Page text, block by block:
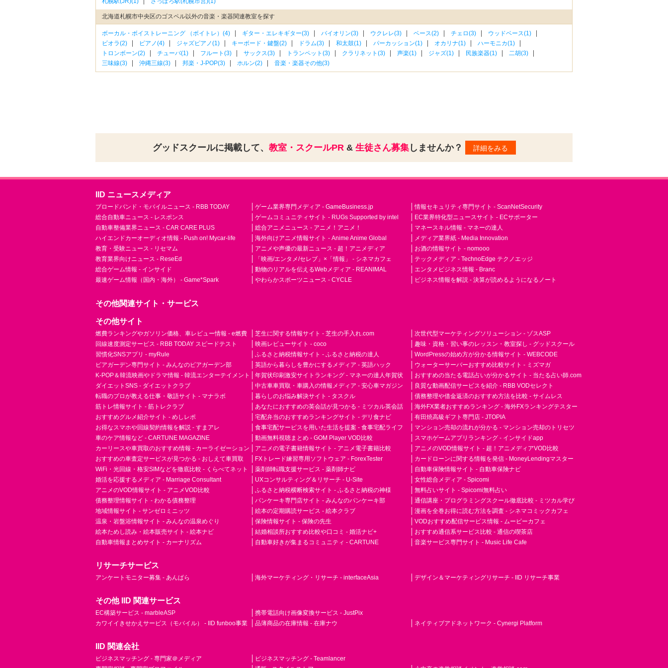
北海道札幌市中央区のゴスペル以外の音楽・楽器関連教室を探す
ボーカル・ボイストレーニング （ボイトレ）(4) ギター・エレキギター(3) バイオリン(3) ウクレレ(3) ベース(2) チェロ(3)
ウッドベース(1)
ビオラ(2)
ピアノ(4) ジャズピアノ(1) キーボード・鍵盤(2) ドラム(3) 和太鼓(1) パーカッション(1) オカリナ(1)
ハーモニカ(1)
トロンボーン(2)
チューバ(1) フルート(3) サックス(3) トランペット(3) クラリネット(3) 声楽(1) ジャズ(1) 民族楽器(1)
二胡(3)
三味線(3)
沖縄三線(3) 邦楽・J-POP(3) ホルン(2) 音楽・楽器その他(3)
グッドスクールに掲載して、 教室・スクールPR& 生徒さん募集しませんか？ 詳細をみる
IID ニュースメディア
ブロードバンド・モバイルニュース - RBB TODAY
総合自動車ニュース - レスポンス
自動車整備業界ニュース - CAR CARE PLUS
ハイエンドカーオーディオ情報 - Push on! Mycar-life
教育・受験ニュース - リセマム
教育業界向けニュース - ReseEd
総合ゲーム情報 - インサイド
最速ゲーム情報（国内・海外） - Game*Spark
ゲーム業界専門メディア - GameBusiness.jp
ゲームコミュニティサイト - RUGs Supported by intel
総合アニメニュース - アニメ！アニメ！
海外向けアニメ情報サイト - Anime Anime Global
アニメや声優の最新ニュース - 超！アニメディア
「映画/エンタメ/セレブ」×「情報」 - シネマカフェ
動物のリアルを伝えるWebメディア - REANIMAL
やわらかスポーツニュース - CYCLE
情報セキュリティ専門サイト - ScanNetSecurity
EC業界特化型ニュースサイト - ECサポーター
マネースキル情報 - マネーの達人
メディア業界紙 - Media Innovation
お酒の情報サイト - nomooo
テックメディア - TechnoEdge テクノエッジ
エンタメビジネス情報 - Branc
ビジネス情報を解説 - 決算が読めるようになるノート
その他関連サイト・サービス
その他サイト
燃費ランキングやガソリン価格、車レビュー情報 - e燃費
回線速度測定サービス - RBB TODAY スピードテスト
習慣化SNSアプリ - myRule
ビアガーデン専門サイト - みんなのビアガーデン部
K-POP＆韓流映画やドラマ情報 - 韓流エンターテイメント
ダイエットSNS - ダイエットクラブ
転職のプロが教える仕事・敬語サイト - マナラボ
筋トレ情報サイト - 筋トレクラブ
おすすめグルメ紹介サイト - めしレポ
お得なスマホや回線契約情報を解説 - すまアレ
車のケア情報など - CARTUNE MAGAZINE
カーリースや車買取のおすすめ情報 - カーライゼーション
おすすめの車査定サービスが見つかる - おしえて車買取
WiFi・光回線・格安SIMなどを徹底比較 - くらべてネット
婚活を応援するメディア - Marriage Consultant
アニメのVOD情報サイト - アニメVOD比較
債務整理情報サイト - わかる債務整理
地域情報サイト - サンゼロミニッツ
温泉・岩盤浴情報サイト - みんなの温泉めぐり
絵本ためし読み・絵本販売サイト - 絵本ナビ
自動車情報まとめサイト - カーナリズム
芝生に関する情報サイト - 芝生の手入れ.com
映画レビューサイト - coco
ふるさと納税情報サイト - ふるさと納税の達人
英語から暮らしを豊かにするメディア - 英語ハック
年賀状印刷激安サイトランキング - マネーの達人年賀状
中古車車買取・車購入の情報メディア - 安心車マガジン
暮らしのお悩み解決サイト - タスクル
あなたにおすすめの英会話が見つかる - ミツカル英会話
宅配弁当のおすすめランキングサイト - デリ食ナビ
食事宅配サービスを用いた生活を提案 - 食事宅配ライフ
動画無料視聴まとめ - GOM Player VOD比較
アニメの電子書籍情報サイト - アニメ電子書籍比較
FXトレード練習専用ソフトウェア - ForexTester
薬剤師転職支援サービス - 薬剤師ナビ
UXコンサルティング＆リサーチ - U-Site
ふるさと納税横断検索サイト - ふるさと納税の神様
パンケーキ専門店サイト - みんなのパンケーキ部
絵本の定期購読サービス - 絵本クラブ
保険情報サイト - 保険の先生
結婚相談所おすすめ比較や口コミ - 婚活ナビ+
自動車好きが集まるコミュニティ - CARTUNE
次世代型マーケティングソリューション - ゾスASP
趣味・資格・習い事のレッスン・教室探し - グッドスクール
WordPressの始め方が分かる情報サイト - WEBCODE
ウォーターサーバーおすすめ比較サイト - ミズマガ
おすすめの当たる電話占いが分かるサイト - 当たる占い師.com
良質な動画配信サービスを紹介 - RBB VODセレクト
債務整理や借金返済のおすすめ方法を比較 - サイムレス
海外FX業者おすすめランキング - 海外FXランキングテスター
有田焼高級ギフト専門店 - JTOPIA
マンション売却の流れが分かる - マンション売却のトリセツ
スマホゲームアプリランキング - インサイドapp
アニメのVOD情報サイト - 超！アニメディアVOD比較
カードローンに関する情報を発信 - MoneyLendingマスター
自動車保険情報サイト - 自動車保険ナビ
女性総合メディア - Spicomi
無料占いサイト - Spicomi無料占い
通信講座・プログラミングスクール徹底比較 - ミツカル学び
漫画を全巻お得に読む方法を調査 - シネマコミックカフェ
VODおすすめ配信サービス情報 - ムービーカフェ
おすすめ通信系サービス比較 - 通信の喫茶店
音楽サービス専門サイト - Music Life Cafe
リサーチサービス
アンケートモニター募集 - あんぱら 海外マーケティング・リサーチ - interfaceAsia デザイン＆マーケティングリサーチ - IID リサーチ事業
その他 IID 関連サービス
EC構築サービス - marbleASP
カワイイきせかえサービス（モバイル） - IID funboo事業
携帯電話向け画像変換サービス - JustPix
品薄商品の在庫情報 - 在庫ナウ
ネイティブアドネットワーク - Cynergi Platform
IID 関連会社
ビジネスマッチング - 専門家＠メディア
ビジネスマッチング - Teamlancer